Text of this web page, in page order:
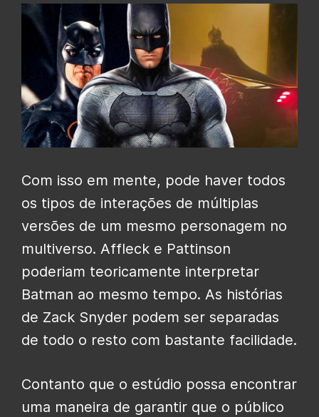
Com isso em mente, pode haver todos
os tipos de interações de múltiplas
versões de um mesmo personagem no
multiverso. Affleck e Pattinson
poderiam teoricamente interpretar
Batman ao mesmo tempo. As histórias
de Zack Snyder podem ser separadas
de todo o resto com bastante facilidade.
Contanto que o estúdio possa encontrar
uma maneira de garantir que o público